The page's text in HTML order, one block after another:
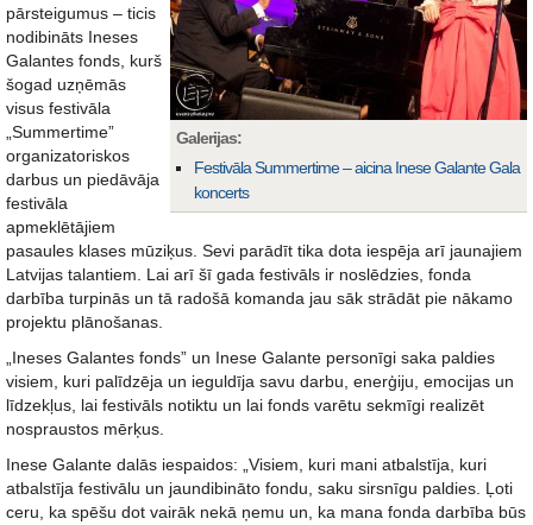
Galerijas:
Festivāla Summertime – aicina Inese Galante Gala
koncerts
pārsteigumus – ticis
nodibināts Ineses
Galantes fonds, kurš
šogad uzņēmās
visus festivāla
„Summertime”
organizatoriskos
darbus un piedāvāja
festivāla
apmeklētājiem
pasaules klases mūziķus. Sevi parādīt tika dota iespēja arī jaunajiem
Latvijas talantiem. Lai arī šī gada festivāls ir noslēdzies, fonda
darbība turpinās un tā radošā komanda jau sāk strādāt pie nākamo
projektu plānošanas.
„Ineses Galantes fonds” un Inese Galante personīgi saka paldies
visiem, kuri palīdzēja un ieguldīja savu darbu, enerģiju, emocijas un
līdzekļus, lai festivāls notiktu un lai fonds varētu sekmīgi realizēt
nospraustos mērķus.
Inese Galante dalās iespaidos: „Visiem, kuri mani atbalstīja, kuri
atbalstīja festivālu un jaundibināto fondu, saku sirsnīgu paldies. Ļoti
ceru, ka spēšu dot vairāk nekā ņemu un, ka mana fonda darbība būs